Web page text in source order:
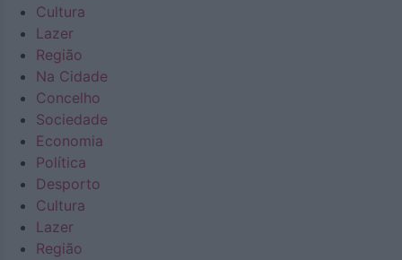
Cultura
Lazer
Região
Na Cidade
Concelho
Sociedade
Economia
Política
Desporto
Cultura
Lazer
Região